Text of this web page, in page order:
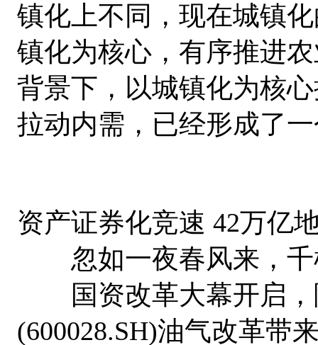
镇化上不同，现在城镇
镇化为核心，有序推进
背景下，以城镇化为核
拉动内需，已经形成了
资产证券化竞速 42万亿
忽如一夜春风来，千
国资改革大幕开启，
(600028.SH)油气改革带